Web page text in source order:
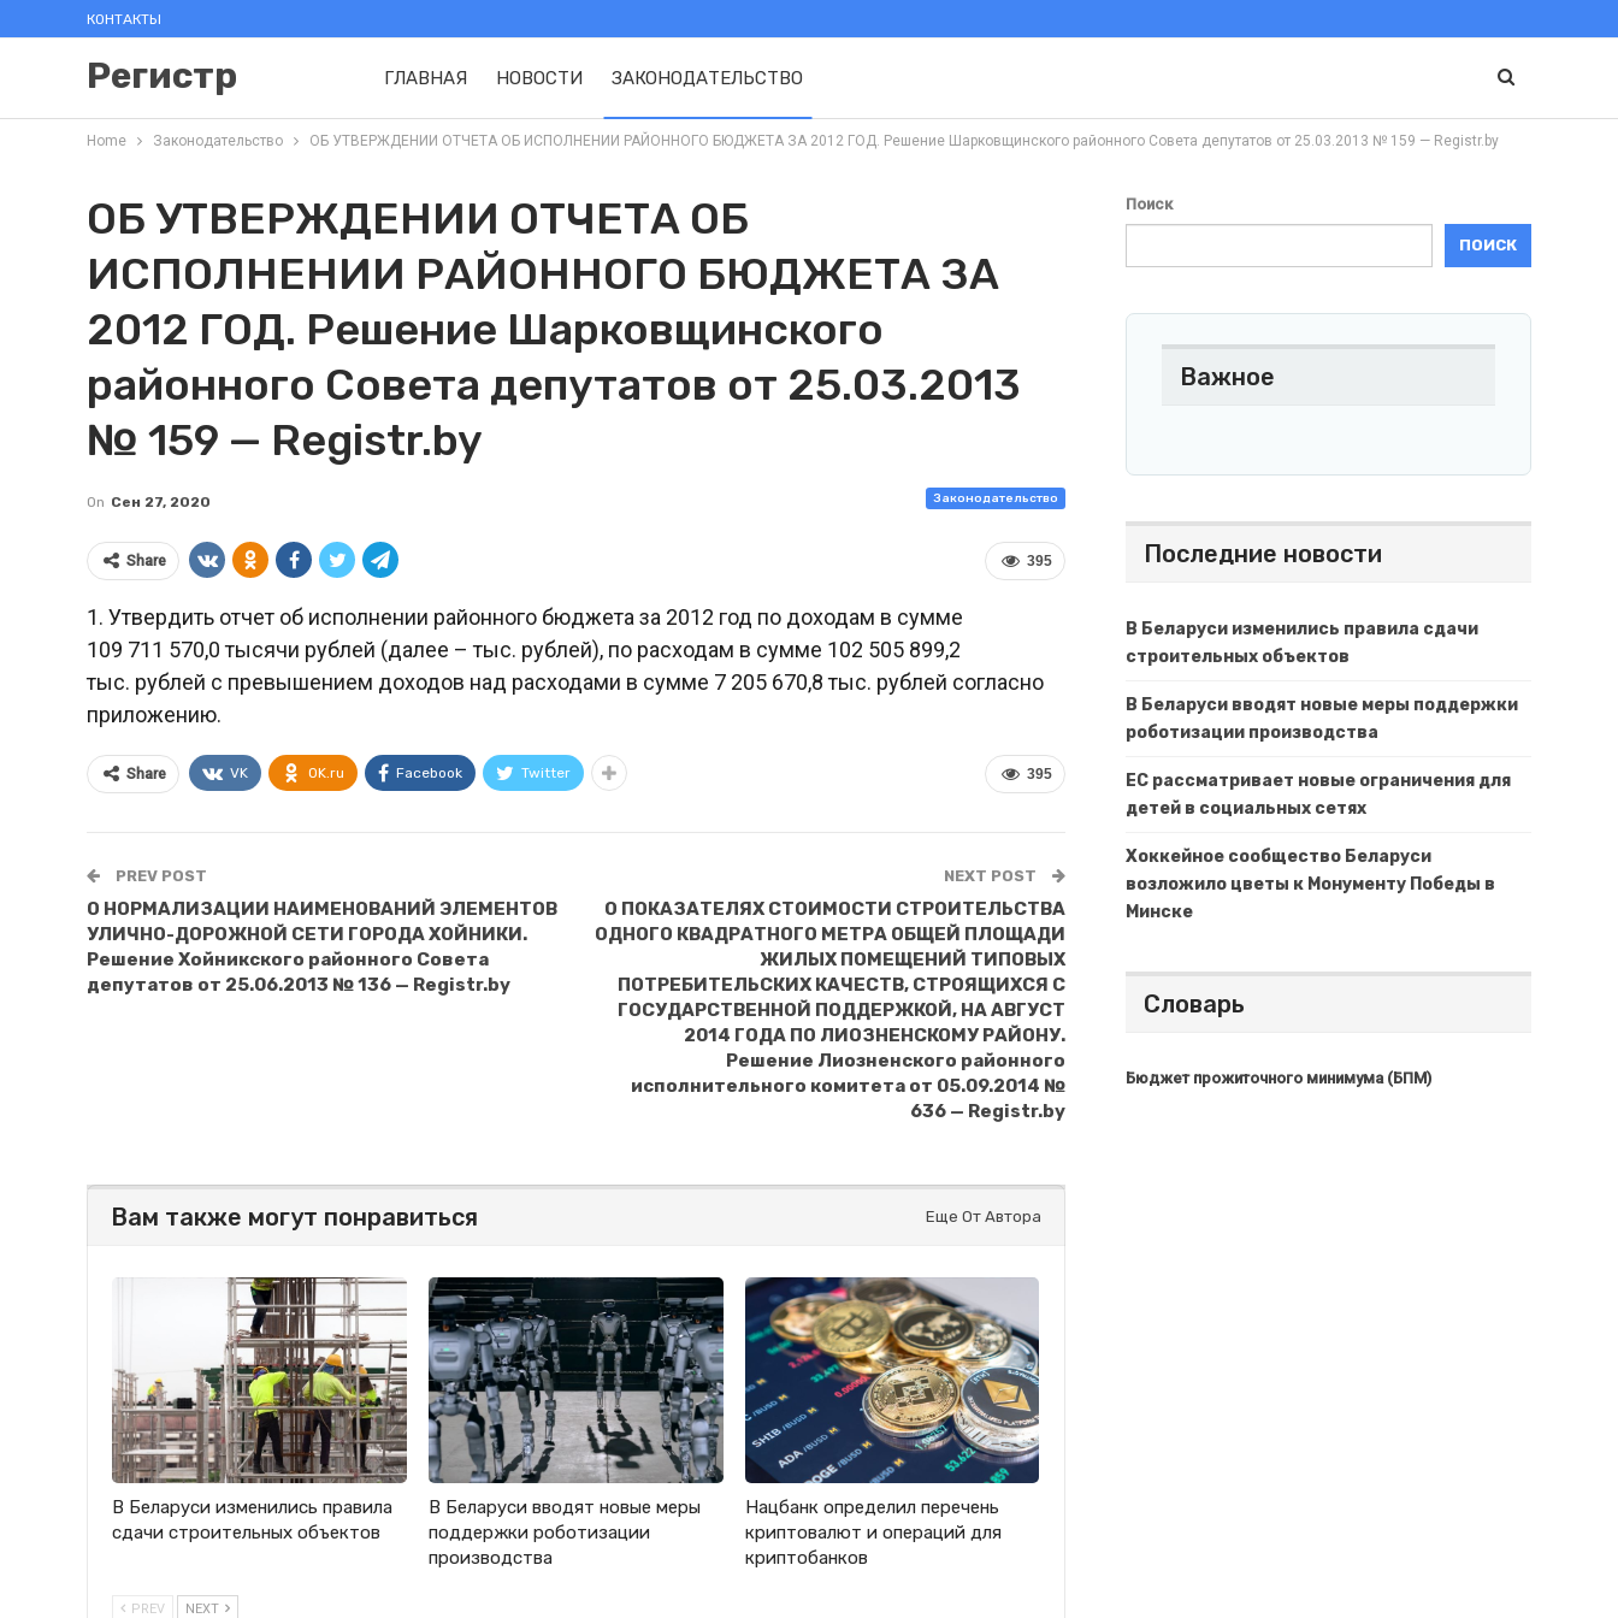
КОНТАКТЫ
Регистр ГЛАВНАЯ НОВОСТИ ЗАКОНОДАТЕЛЬСТВО
Home Законодательство ОБ УТВЕРЖДЕНИИ ОТЧЕТА ОБ ИСПОЛНЕНИИ РАЙОННОГО БЮДЖЕТА ЗА 2012 ГОД. Решение Шарковщинского районного Совета депутатов от 25.03.2013 № 159 — Registr.by
ОБ УТВЕРЖДЕНИИ ОТЧЕТА ОБ
ИСПОЛНЕНИИ РАЙОННОГО БЮДЖЕТА ЗА
2012 ГОД. Решение Шарковщинского
районного Совета депутатов от 25.03.2013
№ 159 — Registr.by
Законодательство
On Сен 27, 2020
395
Share
1. Утвердить отчет об исполнении районного бюджета за 2012 год по доходам в сумме
109 711 570,0 тысячи рублей (далее – тыс. рублей), по расходам в сумме 102 505 899,2
тыс. рублей с превышением доходов над расходами в сумме 7 205 670,8 тыс. рублей согласно
приложению.
395
Share VK OK.ru Facebook Twitter
PREV POST
О НОРМАЛИЗАЦИИ НАИМЕНОВАНИЙ ЭЛЕМЕНТОВ
УЛИЧНО-ДОРОЖНОЙ СЕТИ ГОРОДА ХОЙНИКИ.
Решение Хойникского районного Совета
депутатов от 25.06.2013 № 136 — Registr.by
NEXT POST
О ПОКАЗАТЕЛЯХ СТОИМОСТИ СТРОИТЕЛЬСТВА
ОДНОГО КВАДРАТНОГО МЕТРА ОБЩЕЙ ПЛОЩАДИ
ЖИЛЫХ ПОМЕЩЕНИЙ ТИПОВЫХ
ПОТРЕБИТЕЛЬСКИХ КАЧЕСТВ, СТРОЯЩИХСЯ С
ГОСУДАРСТВЕННОЙ ПОДДЕРЖКОЙ, НА АВГУСТ
2014 ГОДА ПО ЛИОЗНЕНСКОМУ РАЙОНУ.
Решение Лиозненского районного
исполнительного комитета от 05.09.2014 №
636 — Registr.by
Вам также могут понравиться Еще От Автора
В Беларуси изменились правила
сдачи строительных объектов
В Беларуси вводят новые меры
поддержки роботизации
производства
Нацбанк определил перечень
криптовалют и операций для
криптобанков
PREV NEXT
Поиск
ПОИСК
Важное
Последние новости
В Беларуси изменились правила сдачи
строительных объектов
В Беларуси вводят новые меры поддержки
роботизации производства
ЕС рассматривает новые ограничения для
детей в социальных сетях
Хоккейное сообщество Беларуси
возложило цветы к Монументу Победы в
Минске
Словарь
Бюджет прожиточного минимума (БПМ)